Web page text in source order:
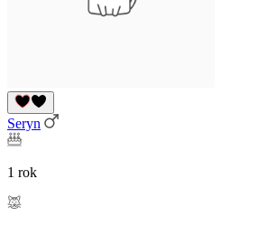
Seryn
1 rok